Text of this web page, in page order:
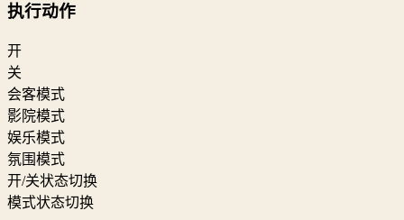
执行动作
开
关
会客模式
影院模式
娱乐模式
氛围模式
开/关状态切换
模式状态切换